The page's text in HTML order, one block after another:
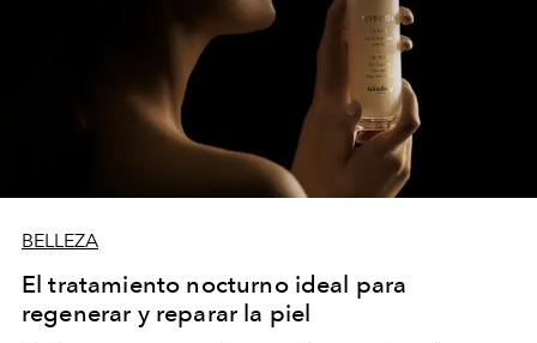
BELLEZA
El tratamiento nocturno ideal para
regenerar y reparar la piel